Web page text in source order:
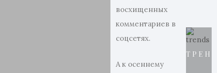
восхищенных
комментариев в
соцсетях.
А к осеннему